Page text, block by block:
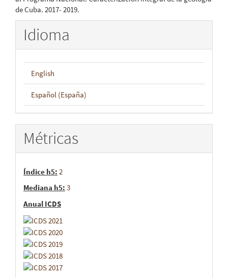
de Cuba. 2017- 2019.
Idioma
English
Español (España)
Métricas
Índice h5: 2
Mediana h5: 3
Anual ICDS